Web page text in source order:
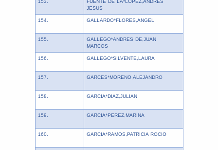
153.
FUENTE DE LA*LOPEZ,ANDRES
JESUS
154. GALLARDO*FLORES,ANGEL
155.
GALLEGO*ANDRES DE,JUAN
MARCOS
156. GALLEGO*SILVENTE,LAURA
157. GARCES*MORENO,ALEJANDRO
158. GARCIA*DIAZ,JULIAN
159. GARCIA*PEREZ,MARINA
160. GARCIA*RAMOS,PATRICIA ROCIO